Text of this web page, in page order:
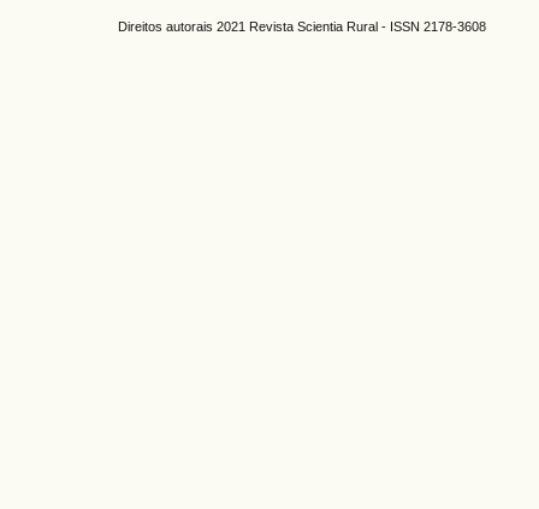
Direitos autorais 2021 Revista Scientia Rural - ISSN 2178-3608